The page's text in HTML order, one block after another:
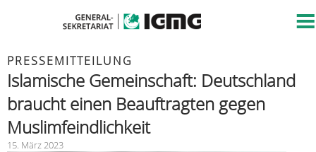
PRESSEMITTEILUNG
Islamische Gemeinschaft: Deutschland
braucht einen Beauftragten gegen
Muslimfeindlichkeit
15. März 2023